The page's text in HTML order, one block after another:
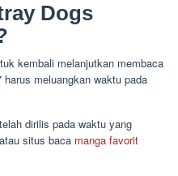
Dogs
kembali melanjutkan membaca
meluangkan waktu pada
dirilis pada waktu yang
situs baca manga favorit